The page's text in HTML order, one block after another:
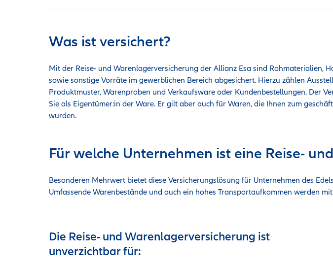
Was ist versichert?
Mit der Reise- und Warenlagerversicherung der Allianz Esa sind Rohmaterialien,
sowie sonstige Vorräte im gewerblichen Bereich abgesichert. Hierzu zählen
Produktmuster, Warenproben und Verkaufsware oder Kundenbestellungen. Der
Sie als Eigentümer:in der Ware. Er gilt aber auch für Waren, die Ihnen zum
wurden.
Für welche Unternehmen ist eine Reise-
Besonderen Mehrwert bietet diese Versicherungslösung für Unternehmen des
Umfassende Warenbestände und auch ein hohes Transportaufkommen werden
Die Reise- und Warenlagerversicherung ist
unverzichtbar für: